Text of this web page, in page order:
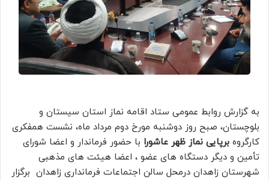
به گزارش روابط عمومی ستاد اقامه نماز استان سیستان و
بلوچستان، صبح روز دوشنبه مورخ دوم مرداد ماه، نشست همفکری
کارگروه برپایی نماز ظهر عاشورا با حضور فرماندار و اعضا شورای
تأمین و دیگر دستگاه های عضو ، اعضا هیئت های مذهبی
شهرستان زاهدان درمحل سالن اجتماعات فرمانداری زاهدان برگزار